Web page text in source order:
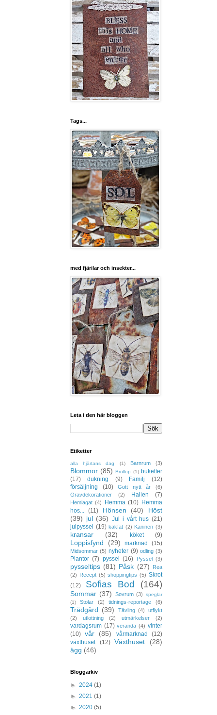
Tags...
med fjärilar och insekter...
Leta i den här bloggen
Etiketter
alla hjärtans dag (1) Barnrum (3)
Blommor (85) Bröllop (1) buketter
(17)
dukning (9) Familj
(12)
försäljning
(10) Gott nytt år
(6)
Gravdekorationer
(2) Hallen (7)
Hemlagat (4) Hemma (10) Hemma
hos...
(11) Hönsen (40)
Höst
(39) jul (36) Jul i vårt hus (21)
julpyssel
(19) kakfat (2) Kaninen (3)
kransar (32) köket (9)
Loppisfynd (29) marknad (15)
Midsommar (5) nyheter (9) odling (3)
Plantor (7) pyssel (16) Pyssel (3)
pysseltips (81) Påsk (27)
Rea
(2) Recept (5) shoppingtips (5) Skrot
(12)
Sofias Bod (164)
Sommar (37) Sovrum (3)
speglar
(1)
Stolar (2) tidnings-reportage (6)
Trädgård (39) Tävling (4)
utflykt
(2)
utlottning (2) utmärkelser (2)
vardagsrum (17) veranda (4) vinter
(10) vår (85) vårmarknad
(12)
växthuset
(12) Växthuset
(28)
ägg (46)
Bloggarkiv
► 2024 (1)
► 2021 (1)
► 2020 (5)